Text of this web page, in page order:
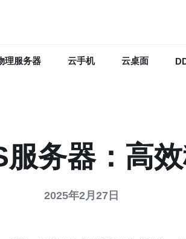
理服务器 云手机 云桌面
服务器：高
2025年2月27日